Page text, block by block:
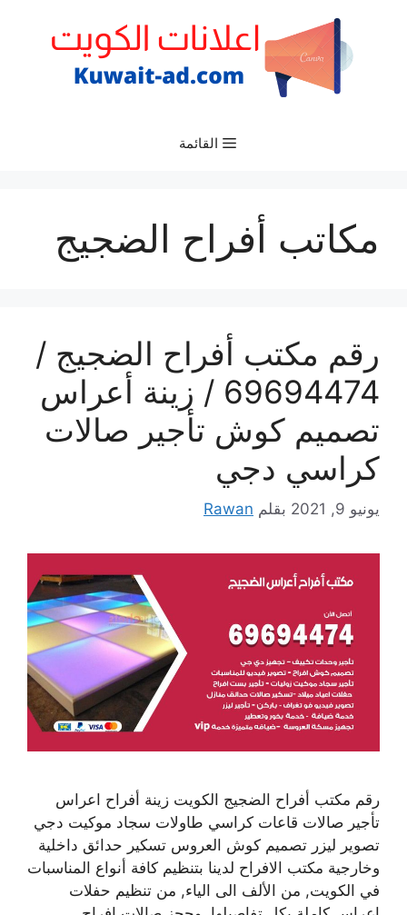
القائمة
مكاتب أفراح الضجيج
رقم مكتب أفراح الضجيج /
69694474 / زينة أعراس
تصميم كوش تأجير صالات
كراسي دجي
يونيو 9, 2021 بقلم Rawan
رقم مكتب أفراح الضجيج الكويت زينة أفراح اعراس
تأجير صالات قاعات كراسي طاولات سجاد موكيت دجي
تصوير ليزر تصميم كوش العروس تسكير حدائق داخلية
وخارجية مكتب الافراح لدينا بتنظيم كافة أنواع المناسبات
في الكويت, من الألف الى الياء, من تنظيم حفلات